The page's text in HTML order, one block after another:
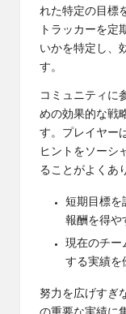
れた特定の目標
トラッカーを定
いかを特定し、
す。
コミュニティに
めの効果的な戦
す。プレイヤー
ヒントをソーシ
ることがよくあ
短期目標を
報酬を得や
現在のチー
する実績を
努力を広げすぎ